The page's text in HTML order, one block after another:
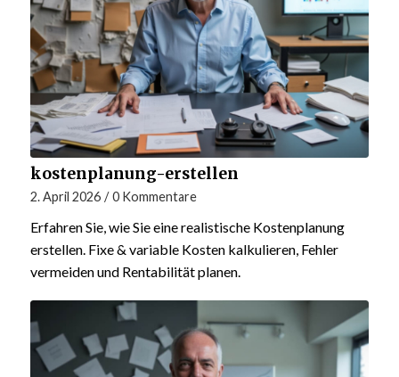
kostenplanung-erstellen
2. April 2026 / 0 Kommentare
Erfahren Sie, wie Sie eine realistische Kostenplanung
erstellen. Fixe & variable Kosten kalkulieren, Fehler
vermeiden und Rentabilität planen.